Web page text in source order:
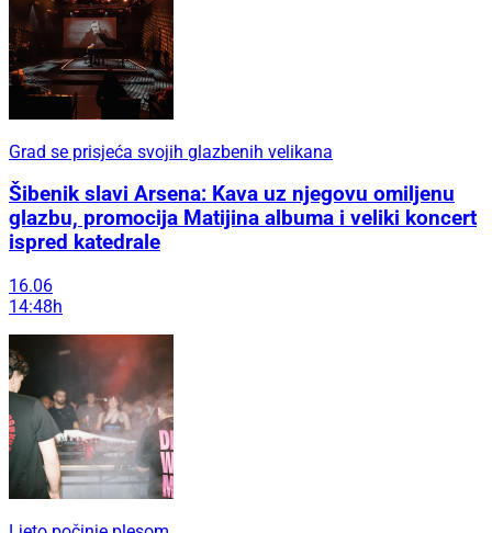
Grad se prisjeća svojih glazbenih velikana
Šibenik slavi Arsena: Kava uz njegovu omiljenu
glazbu, promocija Matijina albuma i veliki koncert
ispred katedrale
16.06
14:48h